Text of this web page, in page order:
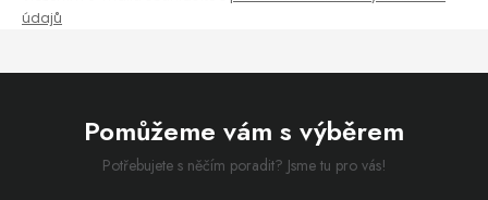
údajů
Pomůžeme vám s výběrem
Potřebujete s něčím poradit? Jsme tu pro vás!